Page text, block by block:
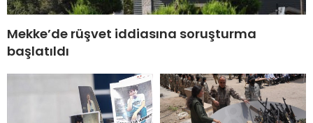
Mekke’de rüşvet iddiasına soruşturma
başlatıldı